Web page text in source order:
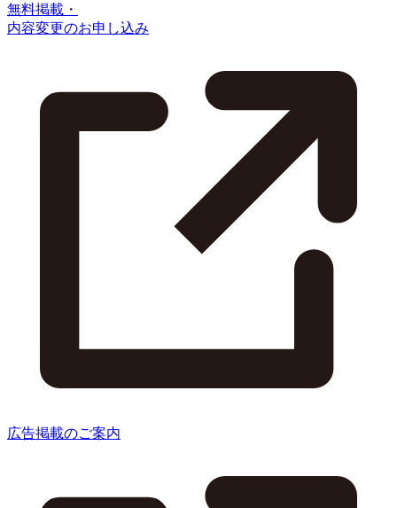
無料掲載・
内容変更のお申し込み
広告掲載のご案内